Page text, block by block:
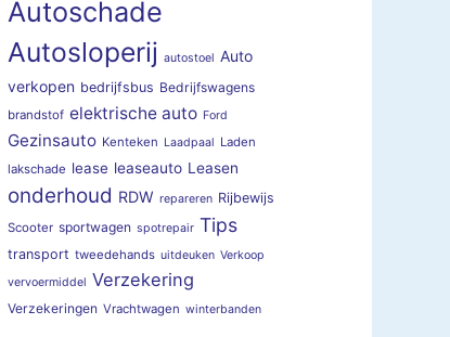
Autoschade
Autosloperij autostoel Auto
verkopen bedrijfsbus Bedrijfswagens
brandstof elektrische auto Ford
Gezinsauto Kenteken Laadpaal Laden
lakschade lease leaseauto Leasen
onderhoud RDW repareren Rijbewijs
Scooter sportwagen spotrepair Tips
transport tweedehands uitdeuken Verkoop
vervoermiddel Verzekering
Verzekeringen Vrachtwagen winterbanden